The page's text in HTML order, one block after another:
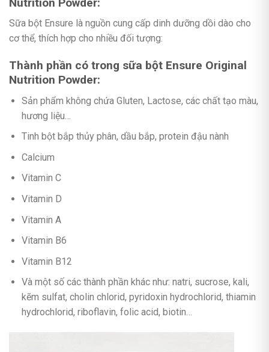
Sữa bột Ensure là nguồn cung cấp dinh dưỡng dồi dào cho
cơ thể, thích hợp cho nhiều đối tượng:
Thành phần có trong sữa bột Ensure Original
Nutrition Powder:
Sản phẩm không chứa Gluten, Lactose, các chất tạo màu,
hương liệu…
Tinh bột bắp thủy phân, dầu bắp, protein đậu nành
Calcium
Vitamin C
Vitamin D
Vitamin A
Vitamin B6
Vitamin B12
Và một số các thành phần khác như: natri, sucrose, kali,
kẽm sulfat, cholin chlorid, pyridoxin hydrochlorid, thiamin
hydrochlorid, riboflavin, folic acid, biotin…